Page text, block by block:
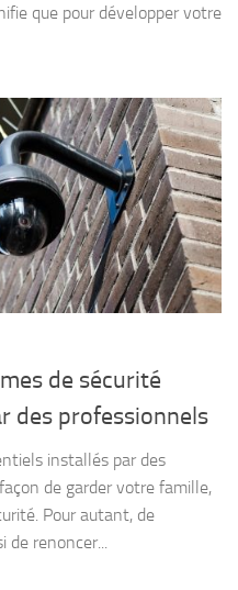
que pour développer votre
de sécurité
des professionnels
installés par des
de garder votre famille,
Pour autant, de
renoncer...